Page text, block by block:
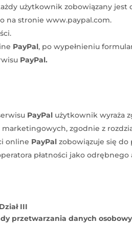
użytkownik zobowiązany
na stronie www.paypal.com.
PayPal, po wypełnieniu
PayPal.
PayPalużytkownik wyraża
zgodnie z
online PayPalzobowiązuje się do
płatności jako
Dział III
przetwarzania danych